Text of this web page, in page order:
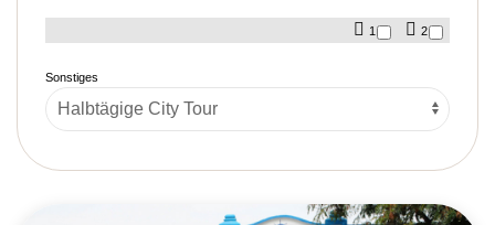
1 2
Sonstiges